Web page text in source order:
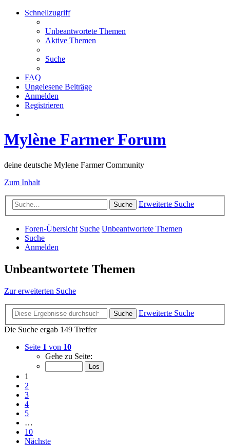
Schnellzugriff
Unbeantwortete Themen
Aktive Themen
Suche
FAQ
Ungelesene Beiträge
Anmelden
Registrieren
Mylène Farmer Forum
deine deutsche Mylene Farmer Community
Zum Inhalt
Suche Erweiterte Suche
Foren-Übersicht Suche Unbeantwortete Themen
Suche
Anmelden
Unbeantwortete Themen
Zur erweiterten Suche
Suche
Erweiterte Suche
Die Suche ergab 149 Treffer
Seite 1 von 10
Gehe zu Seite:
1
2
3
4
5
…
10
Nächste